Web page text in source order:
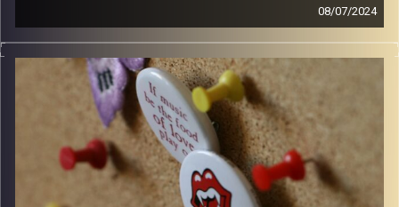
08/07/2024
קלאסיקות רוק עם אורן הוף
włodi